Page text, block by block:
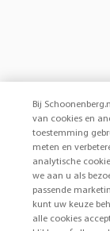
Bij
van cookies en
toestemming
meten en
analytische
we aan u als
passende
kunt uw keuze
alle cookies